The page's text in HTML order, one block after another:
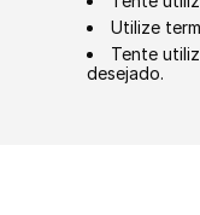
Utilize
Tente
desejado.